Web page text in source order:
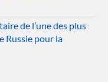
de l’une des plus
Russie pour la